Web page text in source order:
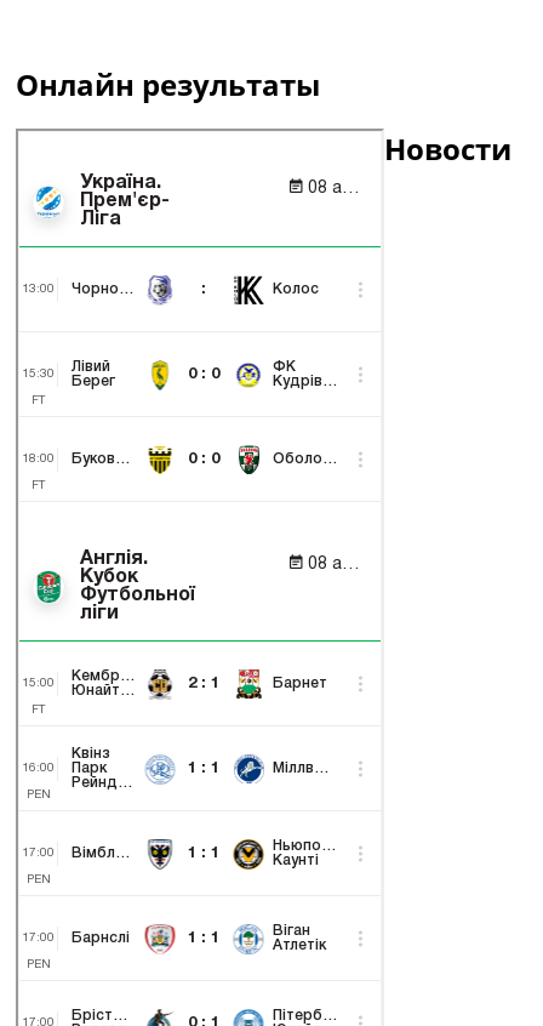
Онлайн результаты
Новости